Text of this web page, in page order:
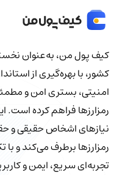
کیف‌ پول من، به‌عنوان
کشور، با بهره‌گیری از
امنیتی، بستری امن و
رمزارزها فراهم کرده است.
نیازهای اشخاص حقیقی و
رمزارزها برطرف می‌کند و با
تجربه‌ای سریع، ایمن و